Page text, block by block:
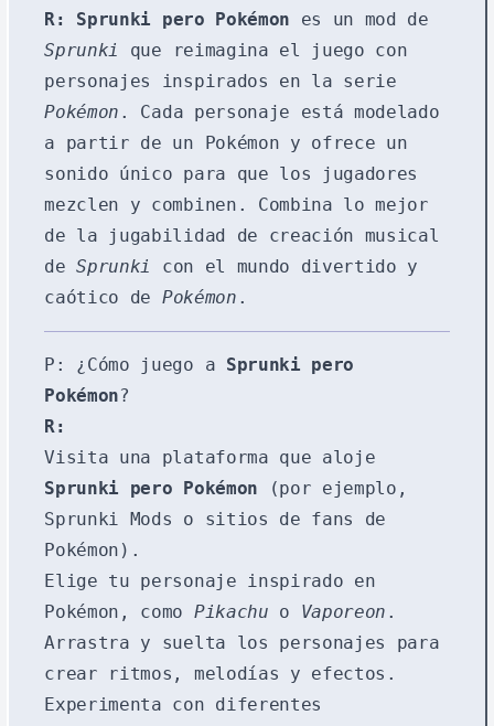
R:
Sprunki pero Pokémon es un mod de
Sprunki
que reimagina el juego con
personajes inspirados en la serie
Pokémon . Cada personaje está modelado
a partir de un Pokémon y ofrece un
sonido único para que los jugadores
mezclen y combinen. Combina lo mejor
de la jugabilidad de creación musical
deSprunki
con el mundo divertido y
caótico de Pokémon .
P: ¿Cómo juego a Sprunki pero
Pokémon?
R:
Visita una plataforma que aloje
Sprunki pero Pokémon (por ejemplo,
Sprunki Mods o sitios de fans de
Pokémon).
Elige tu personaje inspirado en
Pokémon, como Pikachu o Vaporeon .
Arrastra y suelta los personajes para
crear ritmos, melodías y efectos.
Experimenta con diferentes